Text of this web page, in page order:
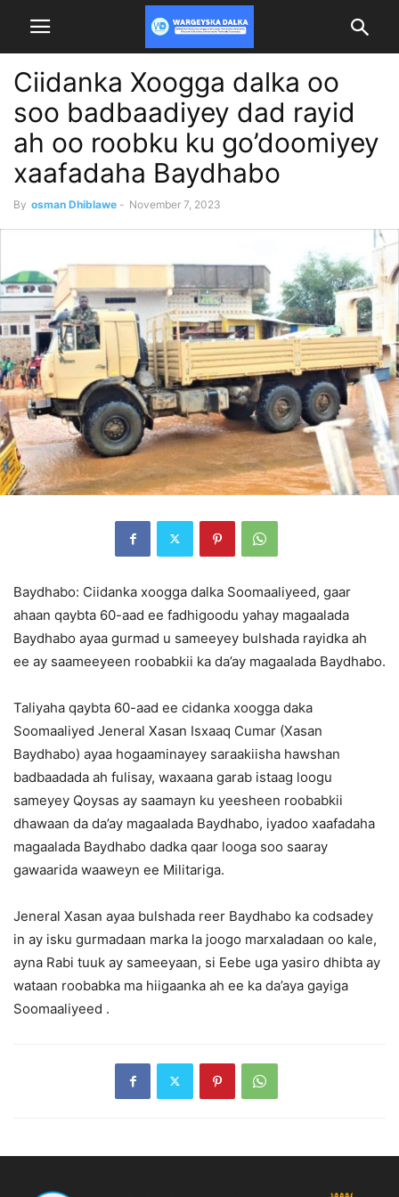
Ciidanka Xoogga dalka oo
soo badbaadiyey dad rayid
ah oo roobku ku go’doomiyey
xaafadaha Baydhabo
By osman Dhiblawe - November 7, 2023
Baydhabo: Ciidanka xoogga dalka Soomaaliyeed, gaar
ahaan qaybta 60-aad ee fadhigoodu yahay magaalada
Baydhabo ayaa gurmad u sameeyey bulshada rayidka ah
ee ay saameeyeen roobabkii ka da’ay magaalada Baydhabo.
Taliyaha qaybta 60-aad ee cidanka xoogga daka
Soomaaliyed Jeneral Xasan Isxaaq Cumar (Xasan
Baydhabo) ayaa hogaaminayey saraakiisha hawshan
badbaadada ah fulisay, waxaana garab istaag loogu
sameyey Qoysas ay saamayn ku yeesheen roobabkii
dhawaan da da’ay magaalada Baydhabo, iyadoo xaafadaha
magaalada Baydhabo dadka qaar looga soo saaray
gawaarida waaweyn ee Militariga.
Jeneral Xasan ayaa bulshada reer Baydhabo ka codsadey
in ay isku gurmadaan marka la joogo marxaladaan oo kale,
ayna Rabi tuuk ay sameeyaan, si Eebe uga yasiro dhibta ay
wataan roobabka ma hiigaanka ah ee ka da’aya gayiga
Soomaaliyeed .